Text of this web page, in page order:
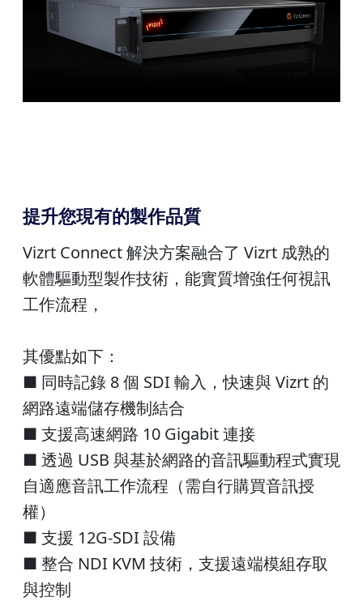
提升您現有的製作品質
Vizrt Connect 解決方案融合了 Vizrt 成熟的
軟體驅動型製作技術，能實質增強任何視訊
工作流程，
其優點如下：
■ 同時記錄 8 個 SDI 輸入，快速與 Vizrt 的
網路遠端儲存機制結合
■ 支援高速網路 10 Gigabit 連接
■ 透過 USB 與基於網路的音訊驅動程式實現
自適應音訊工作流程（需自行購買音訊授
權）
■ 支援 12G-SDI 設備
■ 整合 NDI KVM 技術，支援遠端模組存取
與控制